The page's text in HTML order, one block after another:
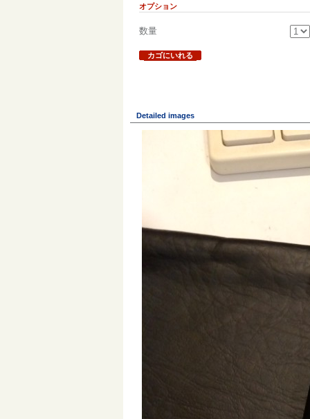
オプション
数量
カゴにいれる
Detailed images